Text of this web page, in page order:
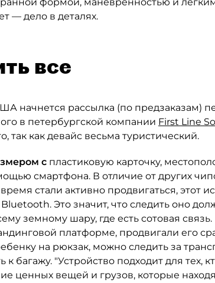
— дело в деталях.
все
начнется рассылка (по предзаказам)
в петербургской компании First Line
так как девайс весьма туристический.
с пластиковую карточку,
смартфона. В отличие от других
стали активно продвигаться, этот
Это значит, что следить оно
земному шару, где есть сотовая
платформе, продвигали его
на рюкзак, можно следить за
багажу. "Устройство подходит для тех,
ценных вещей и грузов, которые